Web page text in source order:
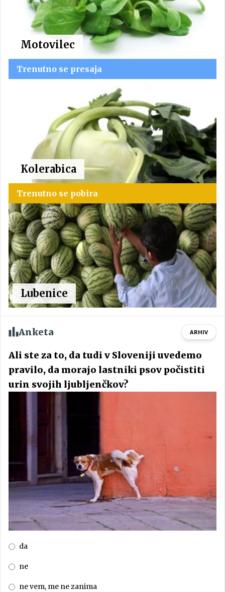
Motovilec
Trenutno se presaja
Kolerabica
Trenutno se pobira
Lubenice
Anketa ARHIV
Ali ste za to, da tudi v Sloveniji uvedemo
pravilo, da morajo lastniki psov počistiti
urin svojih ljubljenčkov?
da
ne
ne vem, me ne zanima